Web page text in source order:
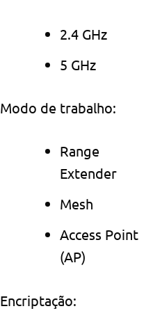
2.4 GHz
5 GHz
Modo de trabalho:
Range
Extender
Mesh
Access Point
(AP)
Encriptação: